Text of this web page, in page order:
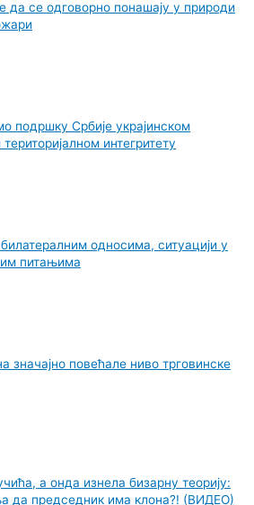
да се одговорно понашају у природи
подршку Србије украјинском
интегритету
односима, ситуацији у
питањима
значајно повећале ниво трговинске
а онда изнела бизарну теорију:
да председник има клона?! (ВИДЕО)